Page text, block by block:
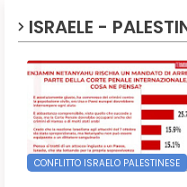
ISRAELE -
CONFLITTO ISRAELO PALESTINESE